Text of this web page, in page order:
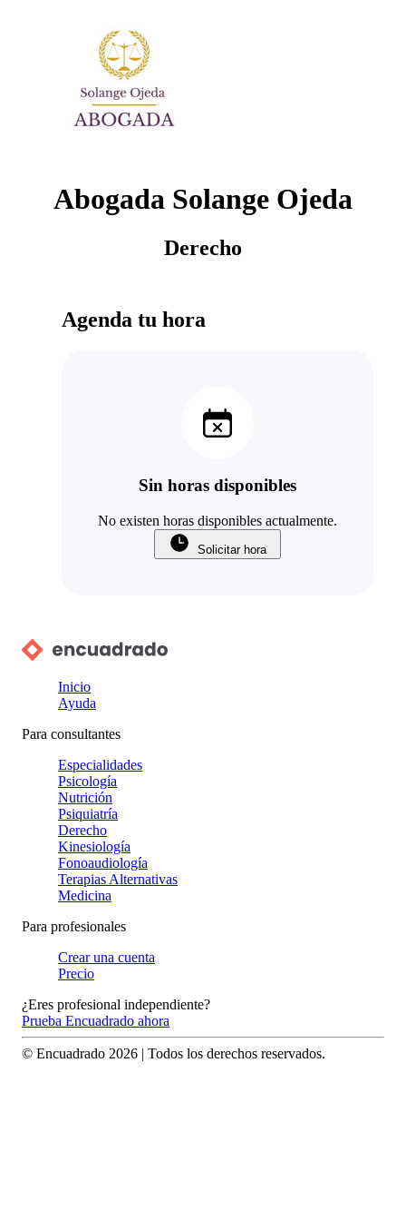
Abogada Solange Ojeda
Derecho
Agenda tu hora
Sin horas disponibles
No existen horas disponibles actualmente.
Solicitar hora
Inicio
Ayuda
Para consultantes
Especialidades
Psicología
Nutrición
Psiquiatría
Derecho
Kinesiología
Fonoaudiología
Terapias Alternativas
Medicina
Para profesionales
Crear una cuenta
Precio
¿Eres profesional independiente?
Prueba Encuadrado ahora
© Encuadrado 2026 | Todos los derechos reservados.